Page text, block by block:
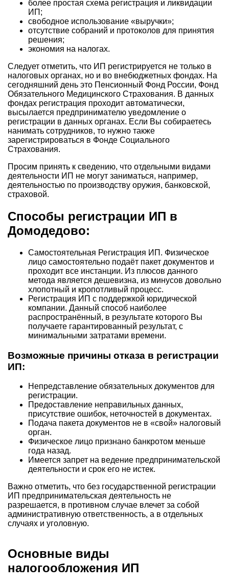
более простая схема регистрация и ликвидации
ИП;
свободное использование «выручки»;
отсутствие собраний и протоколов для принятия
решения;
экономия на налогах.
Следует отметить, что ИП регистрируется не только в
налоговых органах, но и во внебюджетных фондах. На
сегодняшний день это Пенсионный Фонд России, Фонд
Обязательного Медицинского Страхования. В данных
фондах регистрация проходит автоматически,
высылается предпринимателю уведомление о
регистрации в данных органах. Если Вы собираетесь
нанимать сотрудников, то нужно также
зарегистрироваться в Фонде Социального
Страхования.
Просим принять к сведению, что отдельными видами
деятельности ИП не могут заниматься, например,
деятельностью по производству оружия, банковской,
страховой.
Способы регистрации ИП в
Домодедово:
Самостоятельная Регистрация ИП. Физическое
лицо самостоятельно подаёт пакет документов и
проходит все инстанции. Из плюсов данного
метода является дешевизна, из минусов довольно
хлопотный и кропотливый процесс.
Регистрация ИП с поддержкой юридической
компании. Данный способ наиболее
распространённый, в результате которого Вы
получаете гарантированный результат, с
минимальными затратами времени.
Возможные причины отказа в регистрации
ИП:
Непредставление обязательных документов для
регистрации.
Предоставление неправильных данных,
присутствие ошибок, неточностей в документах.
Подача пакета документов не в «свой» налоговый
орган.
Физическое лицо признано банкротом меньше
года назад.
Имеется запрет на ведение предпринимательской
деятельности и срок его не истек.
Важно отметить, что без государственной регистрации
ИП предпринимательская деятельность не
разрешается, в противном случае влечет за собой
административную ответственность, а в отдельных
случаях и уголовную.
Основные виды
налогообложения ИП